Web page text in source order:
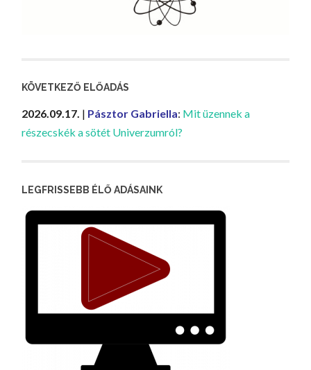
KÖVETKEZŐ ELŐADÁS
2026.09.17. | Pásztor Gabriella: Mit üzennek a
részecskék a sötét Univerzumról?
LEGFRISSEBB ÉLŐ ADÁSAINK